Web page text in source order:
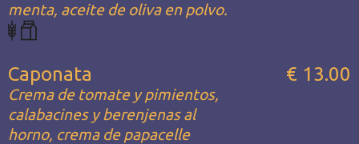
menta, aceite de oliva en polvo.
Caponata
Crema de tomate y pimientos,
calabacines y berenjenas al
horno, crema de papacelle
€ 13.00